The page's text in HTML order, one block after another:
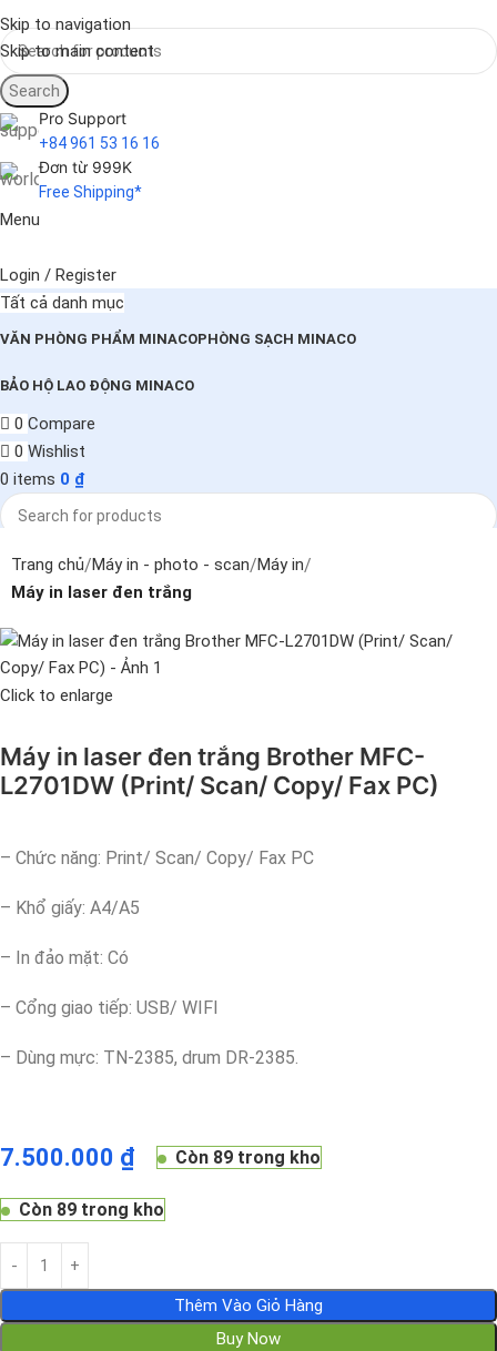
Skip to navigation
Skip to main content
Search
Pro Support
+84 961 53 16 16
Đơn từ 999K
Free Shipping*
Menu
Login / Register
Tất cả danh mục
VĂN PHÒNG PHẨM MINACOPHÒNG SẠCH MINACO
BẢO HỘ LAO ĐỘNG MINACO
0 Compare
0 Wishlist
0 items 0 ₫
Search
Trang chủ Máy in - photo - scan Máy in
Máy in laser đen trắng
Click to enlarge
Máy in laser đen trắng Brother MFC-
L2701DW (Print/ Scan/ Copy/ Fax PC)
– Chức năng: Print/ Scan/ Copy/ Fax PC
– Khổ giấy: A4/A5
– In đảo mặt: Có
– Cổng giao tiếp: USB/ WIFI
– Dùng mực: TN-2385, drum DR-2385.
7.500.000 ₫ Còn 89 trong kho
Còn 89 trong kho
Thêm Vào Giỏ Hàng
Buy Now